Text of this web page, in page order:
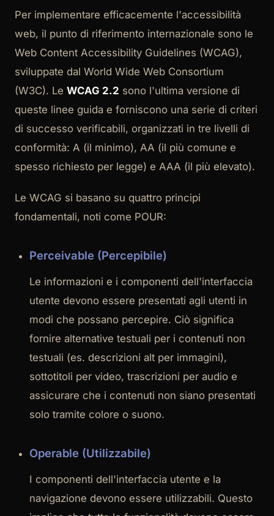
Per implementare efficacemente l'accessibilità
web, il punto di riferimento internazionale sono le
Web Content Accessibility Guidelines (WCAG),
sviluppate dal World Wide Web Consortium
(W3C). Le WCAG 2.2 sono l'ultima versione di
queste linee guida e forniscono una serie di criteri
di successo verificabili, organizzati in tre livelli di
conformità: A (il minimo), AA (il più comune e
spesso richiesto per legge) e AAA (il più elevato).
Le WCAG si basano su quattro principi
fondamentali, noti come POUR:
Perceivable (Percepibile)
Le informazioni e i componenti dell'interfaccia
utente devono essere presentati agli utenti in
modi che possano percepire. Ciò significa
fornire alternative testuali per i contenuti non
testuali (es. descrizioni alt per immagini),
sottotitoli per video, trascrizioni per audio e
assicurare che i contenuti non siano presentati
solo tramite colore o suono.
Operable (Utilizzabile)
I componenti dell'interfaccia utente e la
navigazione devono essere utilizzabili. Questo